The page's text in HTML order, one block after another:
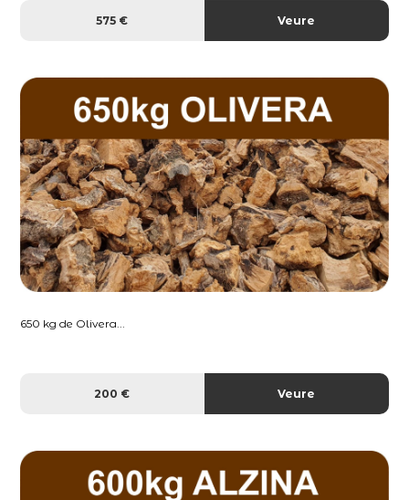
575 € Veure
650 kg de Olivera...
200 € Veure